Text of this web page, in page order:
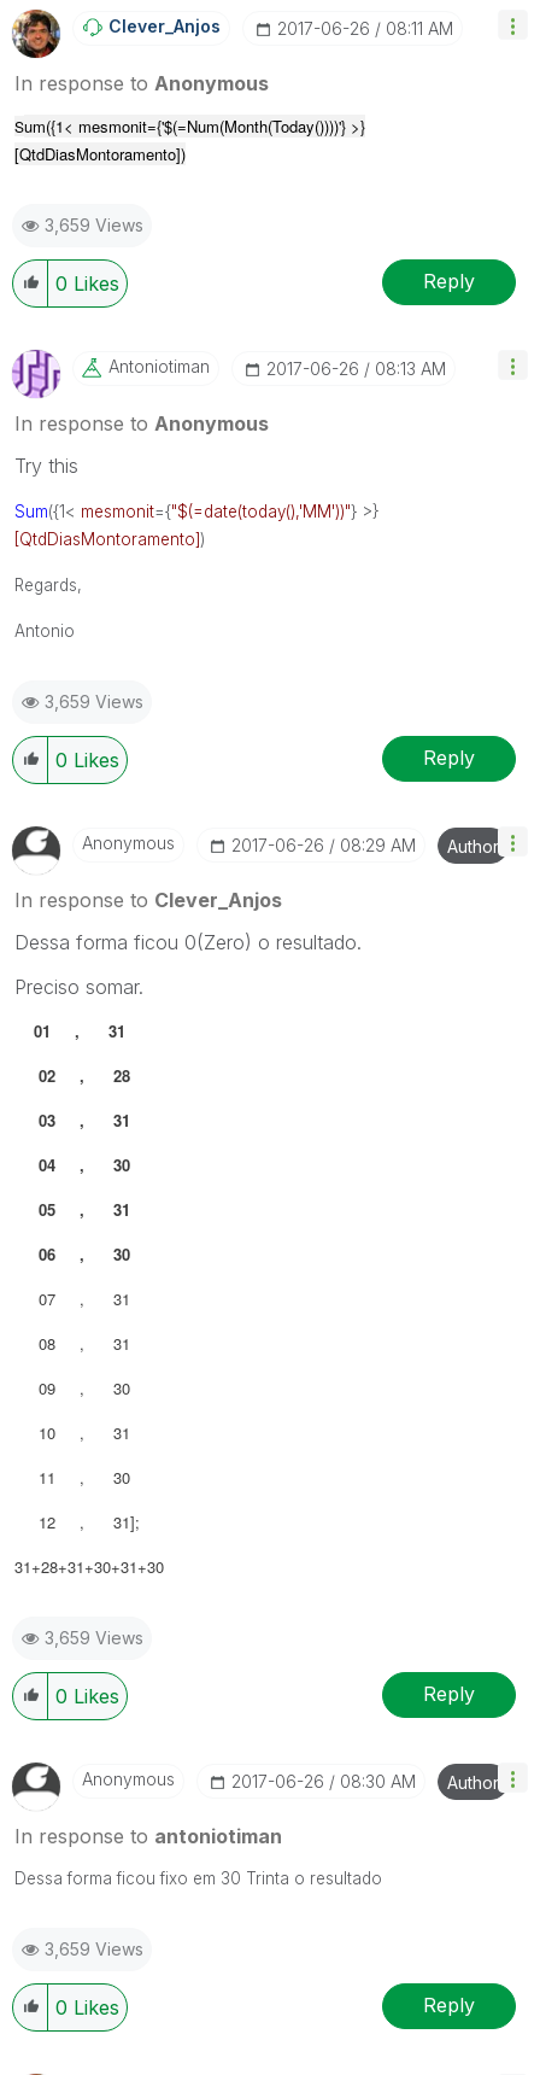
Clever_Anjos ‎2017-06-26 08:11 AM
In response to Anonymous
Sum({1< mesmonit={'$(=Num(Month(Today())))'} >}
[QtdDiasMontoramento])
3,659 Views
0 Likes Reply
Antoniotiman ‎2017-06-26 08:13 AM
In response to Anonymous
Try this
Sum({1< mesmonit={"$(=date(today(),'MM'))"} >}
[QtdDiasMontoramento])
Regards,
Antonio
3,659 Views
0 Likes Reply
Anonymous ‎2017-06-26 08:29 AM Author
In response to Clever_Anjos
Dessa forma ficou 0(Zero) o resultado.
Preciso somar.
01 , 31
02 , 28
03 , 31
04 , 30
05 , 31
06 , 30
07 , 31
08 , 31
09 , 30
10 , 31
11 , 30
12 , 31];
31+28+31+30+31+30
3,659 Views
0 Likes Reply
Anonymous ‎2017-06-26 08:30 AM Author
In response to antoniotiman
Dessa forma ficou fixo em 30 Trinta o resultado
3,659 Views
0 Likes Reply